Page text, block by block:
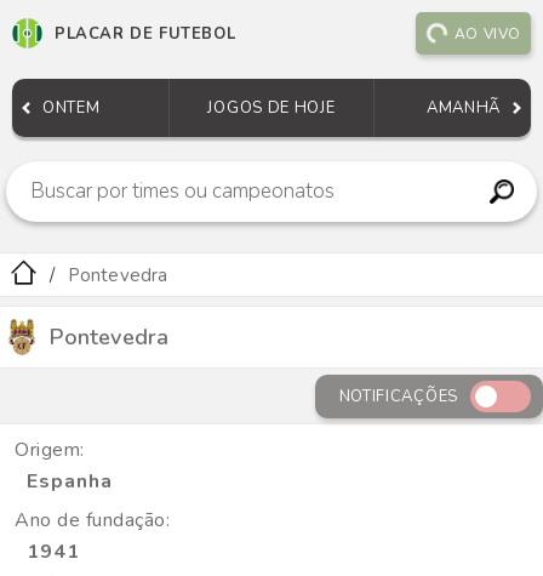
PLACAR DE FUTEBOL AO VIVO
ONTEM JOGOS DE HOJE AMANHÃ
Pontevedra
Pontevedra
NOTIFICAÇÕES
Origem:
Espanha
Ano de fundação:
1941